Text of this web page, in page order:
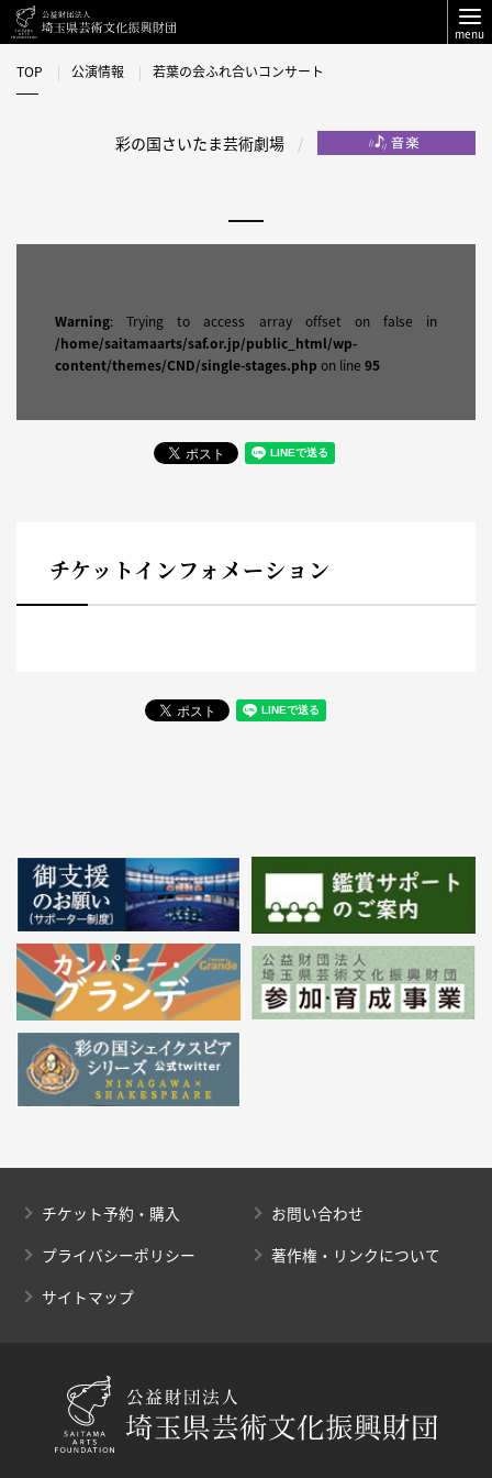
menu
TOP 公演情報 若葉の会ふれ合いコンサート
彩の国さいたま芸術劇場
Warning: Trying to access array offset on false in
/home/saitamaarts/saf.or.jp/public_html/wp-
content/themes/CND/single-stages.php on line 95
チケットインフォメーション
チケット予約・購入
お問い合わせ
プライバシーポリシー
著作権・リンクについて
サイトマップ